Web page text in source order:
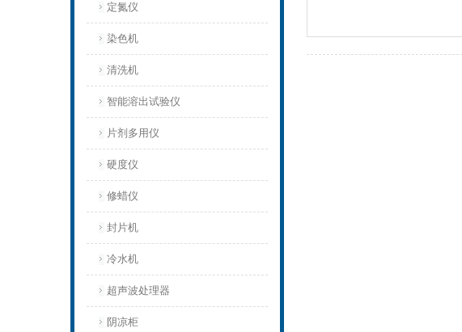
定氮仪
染色机
清洗机
智能溶出试验仪
片剂多用仪
硬度仪
修蜡仪
封片机
冷水机
超声波处理器
阴凉柜